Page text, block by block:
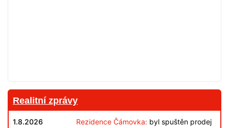
Realitní zprávy
1.8.2026 Rezidence Čámovka: byl spuštěn prodej